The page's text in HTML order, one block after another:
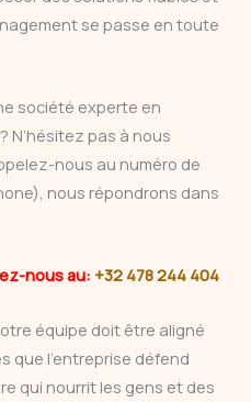
se passe en toute
société experte en
? N’hésitez pas à nous
nous au numéro de
nous répondrons dans
nous au: +32 478 244 404
équipe doit être aligné
que l’entreprise défend
qui nourrit les gens et des